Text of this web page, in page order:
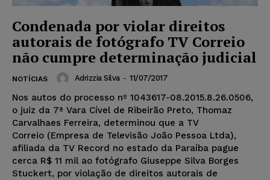
Condenada por violar direitos
autorais de fotógrafo TV Correio
não cumpre determinação judicial
NOTÍCIAS Adrizzia Silva - 11/07/2017
Nos autos do processo nº 1043617-08.2015.8.26.0506,
o juiz da 7ª Vara Cível de Ribeirão Preto, Thomaz
Carvalhaes Ferreira, determinou que a TV
Correio (Empresa de Televisão João Pessoa Ltda),
afiliada da TV Record no estado da Paraíba pague
cerca R$ 11 mil ao fotógrafo Giuseppe Silva Borges
Stuckert, por violação de direitos autorais de